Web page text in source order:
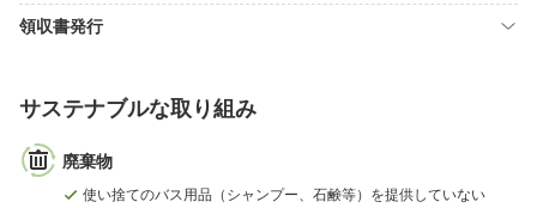
領収書発行
サステナブルな取り組み
廃棄物
使い捨てのバス用品（シャンプー、石鹸等）を提供していない